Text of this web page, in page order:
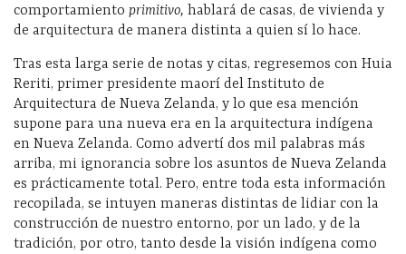
comportamiento primitivo, hablará de casas, de vivienda y
de arquitectura de manera distinta a quien sí lo hace.
Tras esta larga serie de notas y citas, regresemos con Huia
Reriti, primer presidente maorí del Instituto de
Arquitectura de Nueva Zelanda, y lo que esa mención
supone para una nueva era en la arquitectura indígena
en Nueva Zelanda. Como advertí dos mil palabras más
arriba, mi ignorancia sobre los asuntos de Nueva Zelanda
es prácticamente total. Pero, entre toda esta información
recopilada, se intuyen maneras distintas de lidiar con la
construcción de nuestro entorno, por un lado, y de la
tradición, por otro, tanto desde la visión indígena como